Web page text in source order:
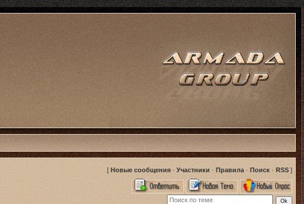
[ Новые сообщения · Участники · Правила · Поиск · RSS ]